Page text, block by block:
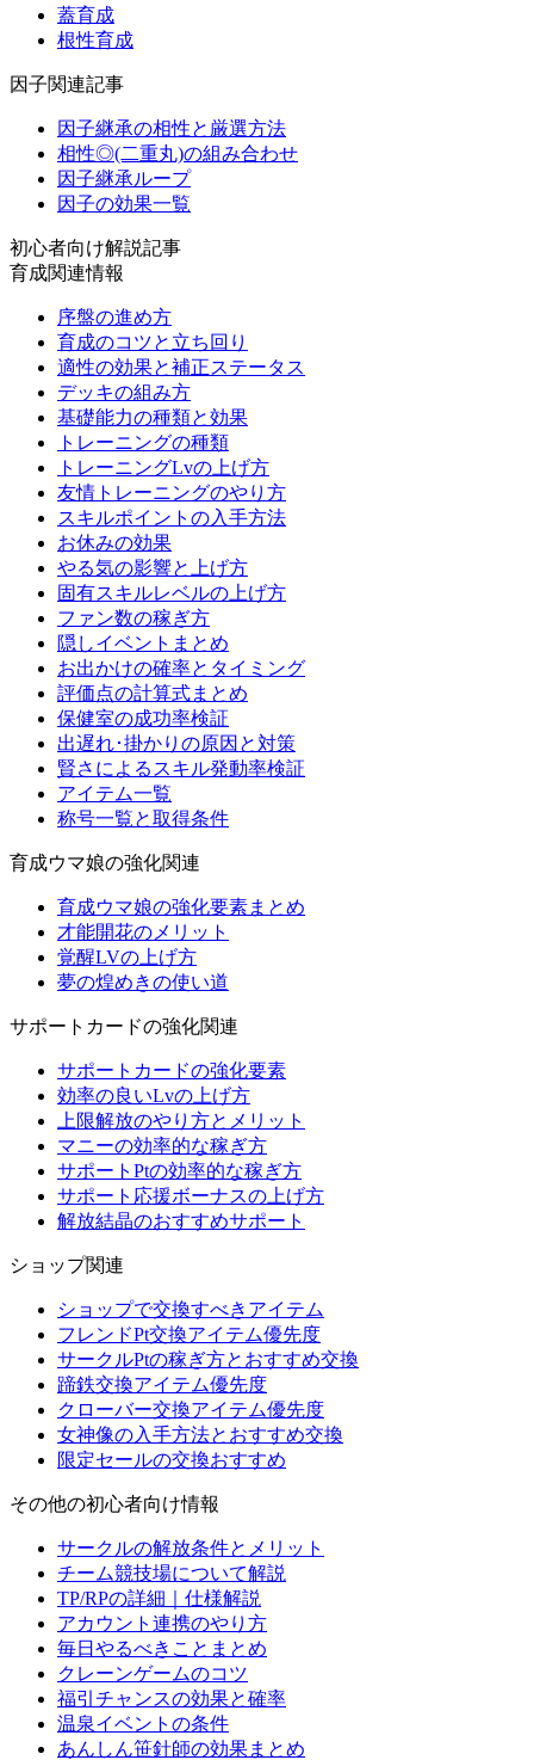
蓋育成
根性育成
因子関連記事
因子継承の相性と厳選方法
相性◎(二重丸)の組み合わせ
因子継承ループ
因子の効果一覧
初心者向け解説記事
育成関連情報
序盤の進め方
育成のコツと立ち回り
適性の効果と補正ステータス
デッキの組み方
基礎能力の種類と効果
トレーニングの種類
トレーニングLvの上げ方
友情トレーニングのやり方
スキルポイントの入手方法
お休みの効果
やる気の影響と上げ方
固有スキルレベルの上げ方
ファン数の稼ぎ方
隠しイベントまとめ
お出かけの確率とタイミング
評価点の計算式まとめ
保健室の成功率検証
出遅れ･掛かりの原因と対策
賢さによるスキル発動率検証
アイテム一覧
称号一覧と取得条件
育成ウマ娘の強化関連
育成ウマ娘の強化要素まとめ
才能開花のメリット
覚醒LVの上げ方
夢の煌めきの使い道
サポートカードの強化関連
サポートカードの強化要素
効率の良いLvの上げ方
上限解放のやり方とメリット
マニーの効率的な稼ぎ方
サポートPtの効率的な稼ぎ方
サポート応援ボーナスの上げ方
解放結晶のおすすめサポート
ショップ関連
ショップで交換すべきアイテム
フレンドPt交換アイテム優先度
サークルPtの稼ぎ方とおすすめ交換
蹄鉄交換アイテム優先度
クローバー交換アイテム優先度
女神像の入手方法とおすすめ交換
限定セールの交換おすすめ
その他の初心者向け情報
サークルの解放条件とメリット
チーム競技場について解説
TP/RPの詳細｜仕様解説
アカウント連携のやり方
毎日やるべきことまとめ
クレーンゲームのコツ
福引チャンスの効果と確率
温泉イベントの条件
あんしん笹針師の効果まとめ